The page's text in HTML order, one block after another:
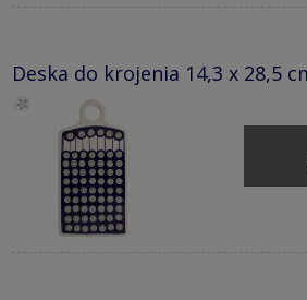
Deska do krojenia 14,3 x 28,5